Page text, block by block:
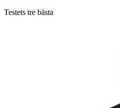
Testets tre bästa